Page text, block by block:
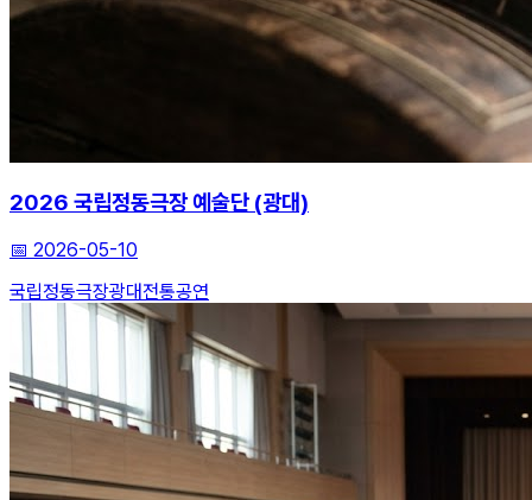
2026 국립정동극장 예술단 (광대)
📅 2026-05-10
국립정동극장광대전통공연